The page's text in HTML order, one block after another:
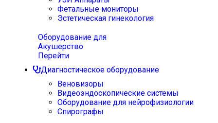
Фетальные мониторы
Эстетическая гинекология
Оборудование для
Акушерство
Перейти
Диагностическое оборудование
Веновизоры
Видеоэндоскопические системы
Оборудование для нейрофизиологии
Спирографы